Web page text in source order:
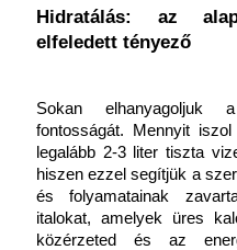
Hidratálás: az
elfeledett tényező
Sokan elhanyagoljuk
fontosságát. Mennyit
legalább 2-3 liter tiszta
hiszen ezzel segítjük a
és folyamatainak
italokat, amelyek üres
közérzeted és az